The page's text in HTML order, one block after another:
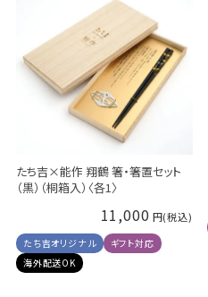
たち吉×能作 翔鶴 箸・箸置セット
（黒）（桐箱入）〈各1〉
11,000
たち吉オリジナル
ギフト対応
海外配送OK